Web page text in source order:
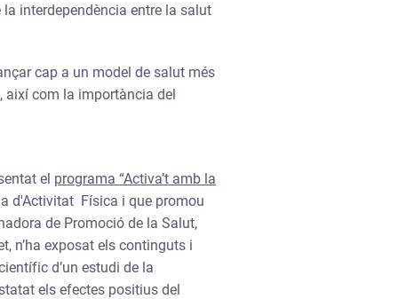
la interdependència entre la salut
cap a un model de salut més
així com la importància del
el programa “Activa’t amb la
d'Activitat Física i que promou
de Promoció de la Salut,
n’ha exposat els continguts i
d’un estudi de la
els efectes positius del